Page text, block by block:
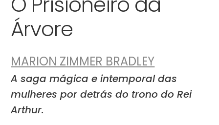
Árvore
MARION ZIMMER BRADLEY
A saga mágica e intemporal das
mulheres por detrás do trono do Rei
Arthur.